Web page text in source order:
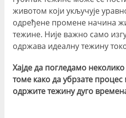
животом који укључује
одређене промене начина
тежине. Није важно само
одржава идеалну тежину
Хајде да погледамо
томе како да убрзате
одржите тежину дуго